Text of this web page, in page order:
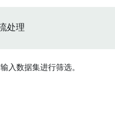
处理
入数据集进行筛选。